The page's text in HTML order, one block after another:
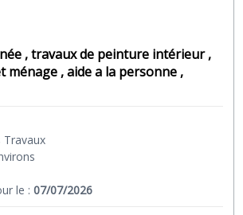
, travaux de peinture intérieur ,
ménage , aide a la personne ,
Travaux
le :07/07/2026